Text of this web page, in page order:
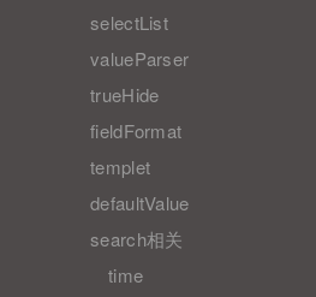
selectList
valueParser
trueHide
fieldFormat
templet
defaultValue
search相关
time